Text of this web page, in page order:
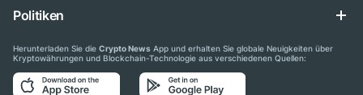
Politiken
Herunterladen Sie die Crypto News App und erhalten Sie globale Neuigkeiten über
Kryptowährungen und Blockchain-Technologie aus verschiedenen Quellen: